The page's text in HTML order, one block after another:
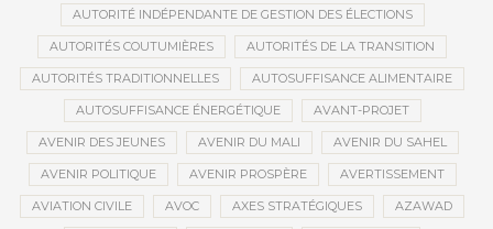
AUTORITÉ INDÉPENDANTE DE GESTION DES ÉLECTIONS
AUTORITÉS COUTUMIÈRES AUTORITÉS DE LA TRANSITION
AUTORITÉS TRADITIONNELLES AUTOSUFFISANCE ALIMENTAIRE
AUTOSUFFISANCE ÉNERGÉTIQUE AVANT-PROJET
AVENIR DES JEUNES AVENIR DU MALI AVENIR DU SAHEL
AVENIR POLITIQUE AVENIR PROSPÈRE AVERTISSEMENT
AVIATION CIVILE AVOC AXES STRATÉGIQUES AZAWAD